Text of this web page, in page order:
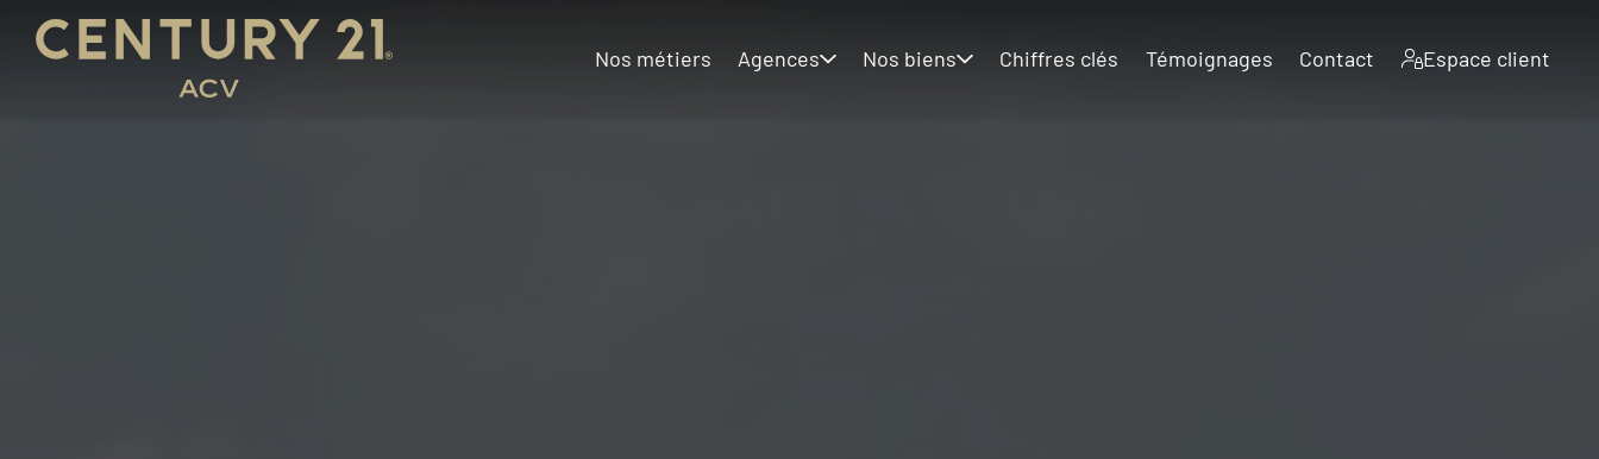
Nos métiers Agences Nos biens Chiffres clés Témoignages Contact Espace client